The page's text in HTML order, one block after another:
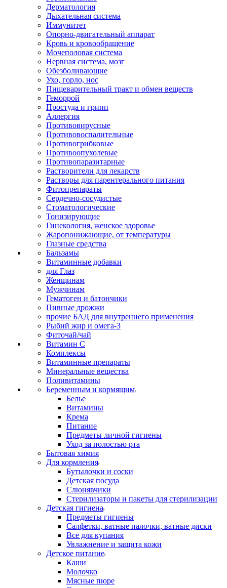
Дерматология
Дыхательная система
Иммунитет
Опорно-двигательный аппарат
Кровь и кровообращение
Мочеполовая система
Нервная система, мозг
Обезболивающие
Ухо, горло, нос
Пищеварительный тракт и обмен веществ
Геморрой
Простуда и грипп
Аллергия
Противовирусные
Противовоспалительные
Противогрибковые
Противоопухолевые
Противопаразитарные
Растворители для лекарств
Растворы для парентерального питания
Фитопрепараты
Сердечно-сосудистые
Стоматологические
Тонизирующие
Гинекология, женское здоровье
Жаропонижающие, от температуры
Глазные средства
Бальзамы
Витаминные добавки
для Глаз
Женщинам
Мужчинам
Гематоген и батончики
Пивные дрожжи
прочие БАД для внутреннего применения
Рыбий жир и омега-3
Фиточай/чай
Витамин С
Комплексы
Витаминные препараты
Минеральные вещества
Поливитамины
Беременным и кормящим
Белье
Витамины
Крема
Питание
Предметы личной гигиены
Уход за полостью рта
Бытовая химия
Для кормления
Бутылочки и соски
Детская посуда
Слюнявчики
Стерилизаторы и пакеты для стерилизации
Детская гигиена
Предметы гигиены
Салфетки, ватные палочки, ватные диски
Все для купания
Увлажнение и защита кожи
Детское питание
Каши
Молочко
Мясные пюре